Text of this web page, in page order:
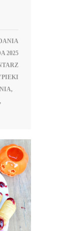
2025
,
,